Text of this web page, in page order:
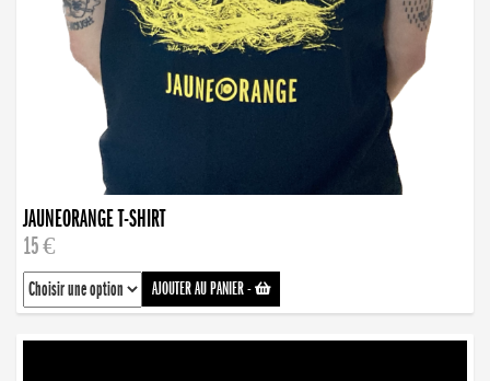
JAUNEORANGE T-SHIRT
15 €
AJOUTER AU PANIER-